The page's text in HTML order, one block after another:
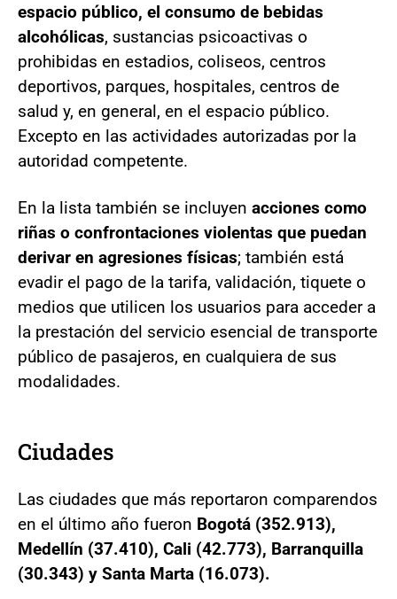
espacio público, el consumo de bebidas
alcohólicas, sustancias psicoactivas o
prohibidas en estadios, coliseos, centros
deportivos, parques, hospitales, centros de
salud y, en general, en el espacio público.
Excepto en las actividades autorizadas por la
autoridad competente.
En la lista también se incluyen acciones como
riñas o confrontaciones violentas que puedan
derivar en agresiones físicas; también está
evadir el pago de la tarifa, validación, tiquete o
medios que utilicen los usuarios para acceder a
la prestación del servicio esencial de transporte
público de pasajeros, en cualquiera de sus
modalidades.
Ciudades
Las ciudades que más reportaron comparendos
en el último año fueron Bogotá (352.913),
Medellín (37.410), Cali (42.773), Barranquilla
(30.343) y Santa Marta (16.073).